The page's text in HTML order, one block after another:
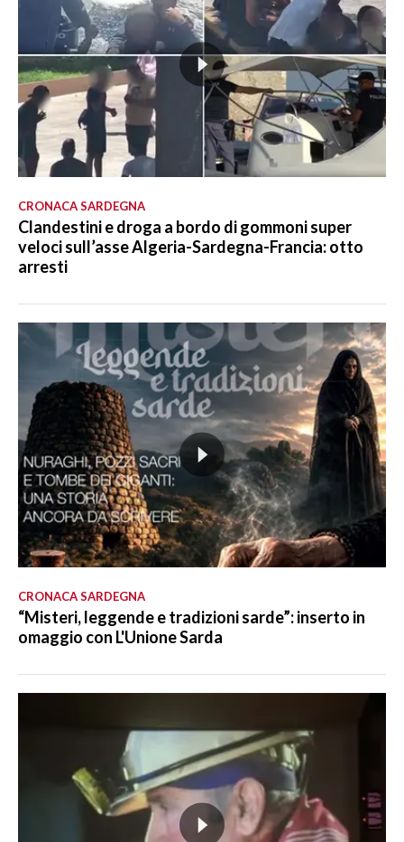
CRONACA SARDEGNA
Clandestini e droga a bordo di gommoni super
veloci sull’asse Algeria-Sardegna-Francia: otto
arresti
CRONACA SARDEGNA
“Misteri, leggende e tradizioni sarde”: inserto in
omaggio con L'Unione Sarda